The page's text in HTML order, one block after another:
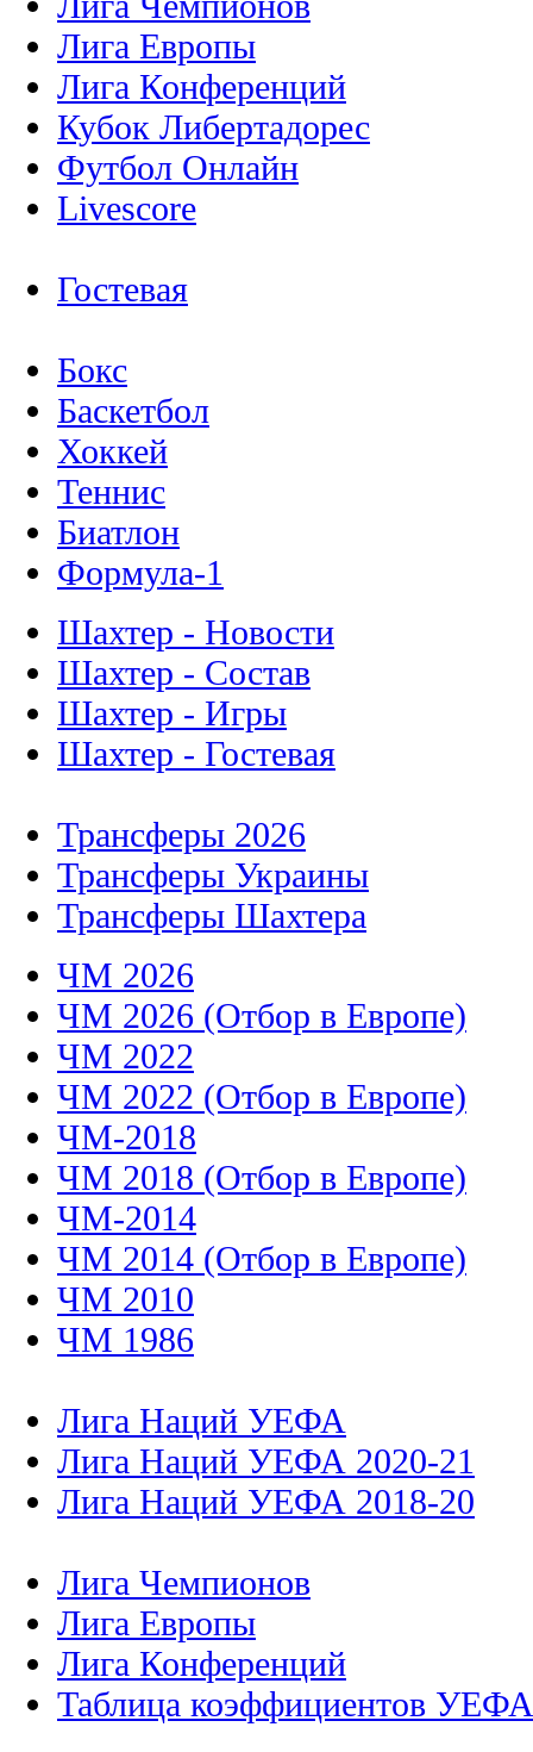
Лига Европы
Лига Конференций
Кубок Либертадорес
Футбол Онлайн
Livescore
Гостевая
Бокс
Баскетбол
Хоккей
Теннис
Биатлон
Формула-1
Шахтер - Новости
Шахтер - Состав
Шахтер - Игры
Шахтер - Гостевая
Трансферы 2026
Трансферы Украины
Трансферы Шахтера
ЧМ 2026
ЧМ 2026 (Отбор в Европе)
ЧМ 2022
ЧМ 2022 (Отбор в Европе)
ЧМ-2018
ЧМ 2018 (Отбор в Европе)
ЧМ-2014
ЧМ 2014 (Отбор в Европе)
ЧМ 2010
ЧМ 1986
Лига Наций УЕФА
Лига Наций УЕФА 2020-21
Лига Наций УЕФА 2018-20
Лига Чемпионов
Лига Европы
Лига Конференций
Таблица коэффициентов УЕФА